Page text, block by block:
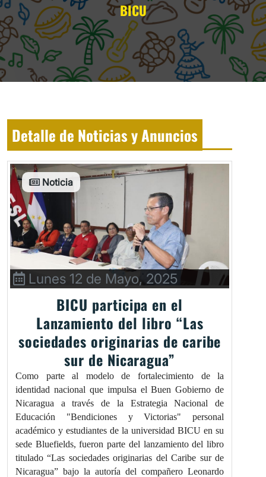
BICU
Detalle de Noticias y Anuncios
Noticia
Lunes 12 de Mayo, 2025
BICU participa en el
Lanzamiento del libro “Las
sociedades originarias de caribe
sur de Nicaragua”
Como parte al modelo de fortalecimiento de la
identidad nacional que impulsa el Buen Gobierno de
Nicaragua a través de la Estrategia Nacional de
Educación "Bendiciones y Victorias" personal
académico y estudiantes de la universidad BICU en su
sede Bluefields, fueron parte del lanzamiento del libro
titulado “Las sociedades originarias del Caribe sur de
Nicaragua” bajo la autoría del compañero Leonardo